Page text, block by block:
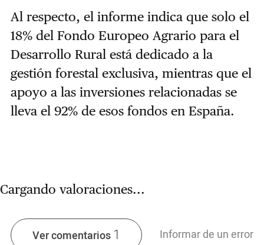
Al respecto, el informe indica que solo el
18% del Fondo Europeo Agrario para el
Desarrollo Rural está dedicado a la
gestión forestal exclusiva, mientras que el
apoyo a las inversiones relacionadas se
lleva el 92% de esos fondos en España.
Cargando valoraciones...
Ver comentarios 1 Informar de un error